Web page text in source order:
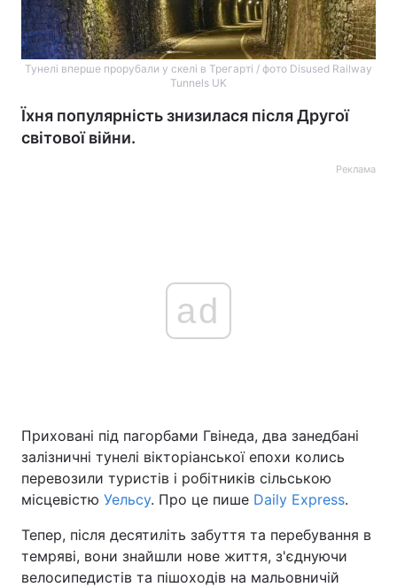
Головна Війна
Україна Політика
Спорт Наука
Тунелі вперше прорубали у скелі в Трегарті / фото Disused Railway
Tunnels UK
Їхня популярність знизилася після Другої
світової війни.
Реклама
ad
Приховані під пагорбами Гвінеда, два занедбані
залізничні тунелі вікторіанської епохи колись
перевозили туристів і робітників сільською
місцевістю Уельсу. Про це пише Daily Express.
Тепер, після десятиліть забуття та перебування в
темряві, вони знайшли нове життя, з'єднуючи
велосипедистів та пішоходів на мальовничій